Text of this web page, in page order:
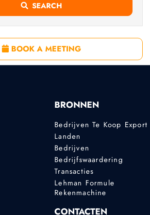
SEARCH
BOOK A MEETING
BRONNEN
Bedrijven Te Koop Export
Landen
Bedrijven
Bedrijfswaardering
Transacties
Lehman Formule
Rekenmachine
CONTACTEN